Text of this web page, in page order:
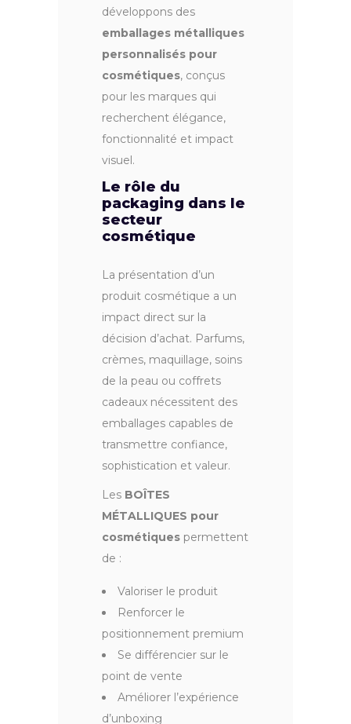
développons des
emballages métalliques
personnalisés pour
cosmétiques, conçus
pour les marques qui
recherchent élégance,
fonctionnalité et impact
visuel.
Le rôle du
packaging dans le
secteur
cosmétique
La présentation d’un
produit cosmétique a un
impact direct sur la
décision d’achat. Parfums,
crèmes, maquillage, soins
de la peau ou coffrets
cadeaux nécessitent des
emballages capables de
transmettre confiance,
sophistication et valeur.
Les BOÎTES
MÉTALLIQUES pour
cosmétiques permettent
de :
Valoriser le produit
Renforcer le
positionnement premium
Se différencier sur le
point de vente
Améliorer l’expérience
d’unboxing